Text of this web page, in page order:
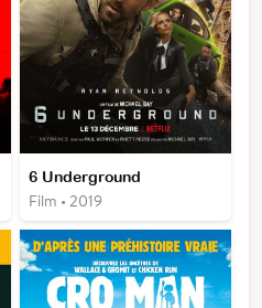
6 Underground
Film • 2019